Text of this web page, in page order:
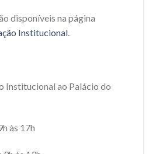
disponíveis na página
Institucional.
Institucional ao Palácio do
às 17h